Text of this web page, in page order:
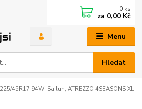
Menu
Hledat
0 ks
za 0,00 Kč
225/45R17 94W, Sailun, ATREZZO 4SEASONS XL